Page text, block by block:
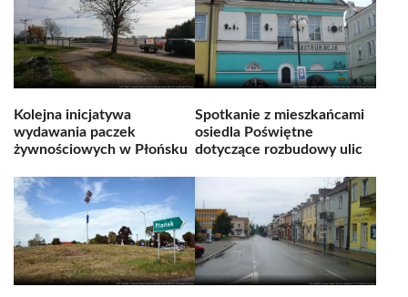
Kolejna inicjatywa
wydawania paczek
żywnościowych w Płońsku
Spotkanie z mieszkańcami
osiedla Poświętne
dotyczące rozbudowy ulic